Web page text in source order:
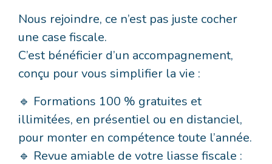
Nous rejoindre, ce n’est pas juste cocher
une case fiscale.
C’est bénéficier d’un accompagnement,
conçu pour vous simplifier la vie :
🔹 Formations 100 % gratuites et
illimitées, en présentiel ou en distanciel,
pour monter en compétence toute l’année.
🔹 Revue amiable de votre liasse fiscale :